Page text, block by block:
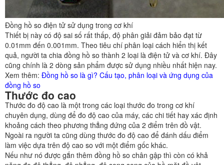
Đồng hồ so điện tử sử dụng trong cơ khí
Thiết bị này có độ sai số rất thấp, độ phân giải đảm bảo đạt từ
0.01mm đến 0.001mm. Theo tiêu chí phân loại cách hiển thị kết
quả, người ta chia đồng hồ so thành 2 loại là điện tử và cơ khí. Đây
cũng chính là 2 dòng sản phẩm được sử dụng nhiều nhất hiện nay.
Xem thêm: Đồng hồ so là gì? Cấu tạo, phân loại và ứng dụng của
đồng hồ so
Thước đo cao
Thước đo độ cao là một trong các loại thước đo trong cơ khí
chuyên dụng, dùng để đo độ cao của máy, các chi tiết hay xác định
khoảng cách theo phương thẳng đứng của 2 điểm trên đồ vật.
Ngoài ra người ta cũng dùng thước đo độ cao để đánh dấu điểm
làm việc dựa trên độ cao so với một điểm gốc khác.
Nếu như nó được gắn thêm đồng hồ so chân gập thì còn có khả